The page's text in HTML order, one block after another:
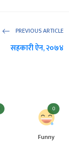
PREVIOUS ARTICLE
सहकारी ऐन, २०७४
0
Funny